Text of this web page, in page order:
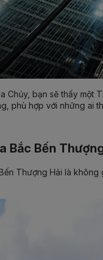
Chủy, bạn sẽ thấy một
phù hợp với những ai
Bắc Bến
Thượng Hải là không